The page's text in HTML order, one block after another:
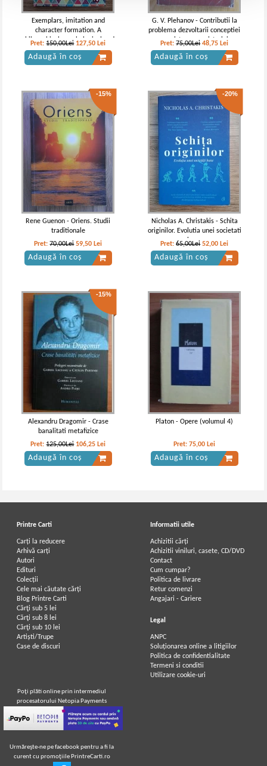
Exemplars, imitation and
character formation. A
philosophical, psychological and
christian inquiry (edited by Eric
Yang)
Pret:150,00Lei 127,50 Lei
Adaugă în coș
G. V. Plehanov - Contributii la
problema dezvoltarii conceptiei
moniste asupra istoriei
Pret:75,00Lei 48,75 Lei
Adaugă în coș
-15%
Rene Guenon - Oriens. Studii
traditionale
Pret:70,00Lei 59,50 Lei
Adaugă în coș
-20%
Nicholas A. Christakis - Schita
originilor. Evolutia unei societati
bune
Pret:65,00Lei 52,00 Lei
Adaugă în coș
-15%
Alexandru Dragomir - Crase
banalitati metafizice
Pret:125,00Lei 106,25 Lei
Adaugă în coș
Platon - Opere (volumul 4)
Pret:75,00 Lei
Adaugă în coș
Printre Carti
Carți la reducere
Arhivă carți
Autori
Edituri
Colecții
Cele mai căutate cărți
Blog Printre Carti
Cărţi sub 5 lei
Cărţi sub 8 lei
Cărţi sub 10 lei
Artiști/Trupe
Case de discuri
Informatii utile
Achizitii cărți
Achizitii viniluri, casete, CD/DVD
Contact
Cum cumpar?
Politica de livrare
Retur comenzi
Angajari - Cariere
Legal
ANPC
Soluționarea online a litigiilor
Politica de confidentialitate
Termeni si conditii
Utilizare cookie-uri
Poţi plăti online prin intermediul
procesatorului Netopia Payments
Urmăreşte-ne pe facebook pentru a fi la
curent cu promoţiile PrintreCarti.ro